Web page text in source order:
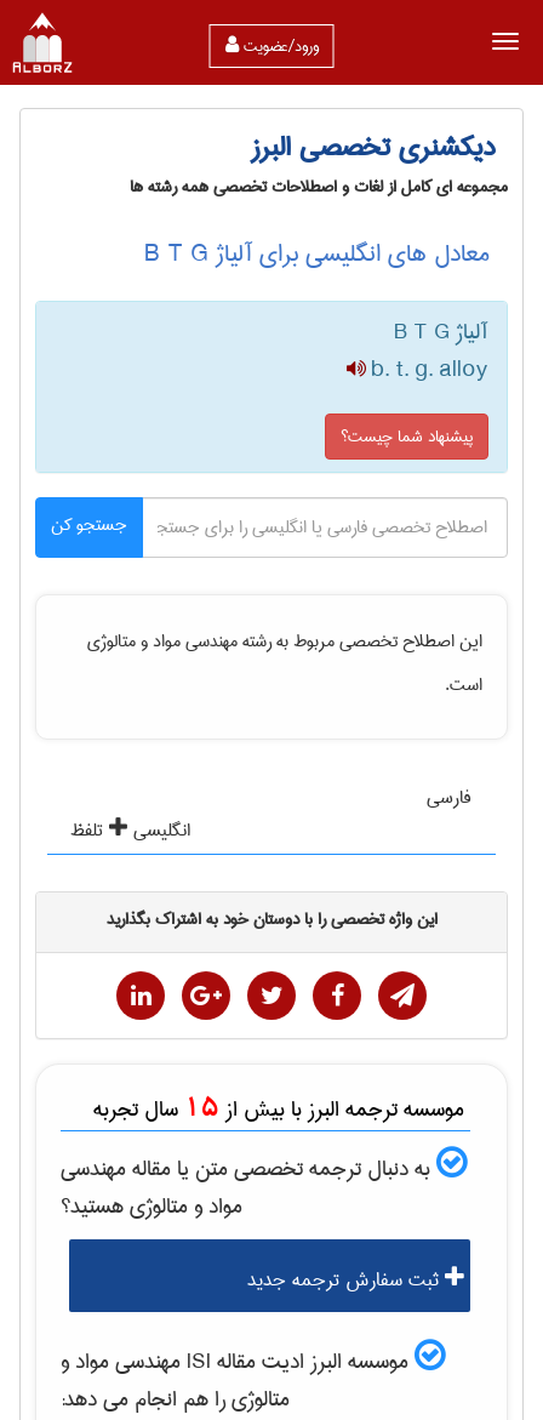
ورود/عضویت
دیکشنری تخصصی البرز
مجموعه ای کامل از لغات و اصطلاحات تخصصی همه رشته ها
معادل های انگلیسی برای آلیاژ B T G
آلیاژ B T G
b. t. g. alloy
پیشنهاد شما چیست؟
جستجو کن
این اصطلاح تخصصی مربوط به رشتهمهندسی مواد و متالوژی
است.
فارسی
انگلیسی
تلفظ
این واژه تخصصی را با دوستان خود به اشتراک بگذارید
موسسه ترجمه البرز با بیش از 15 سال تجربه
به دنبال ترجمه تخصصی متن یا مقالهمهندسی
مواد و متالوژیهستید؟
ثبت سفارش ترجمه جدید
موسسه البرز ادیت مقاله ISI
مهندسی مواد و
متالوژیرا هم انجام می دهد: